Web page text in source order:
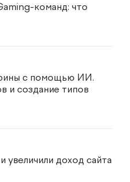
команд: что
с помощью ИИ.
и создание типов
увеличили доход сайта